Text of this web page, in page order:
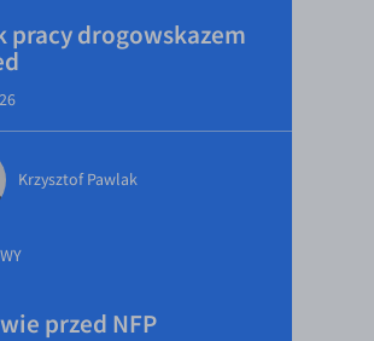
pracy drogowskazem
Krzysztof Pawlak
przed NFP